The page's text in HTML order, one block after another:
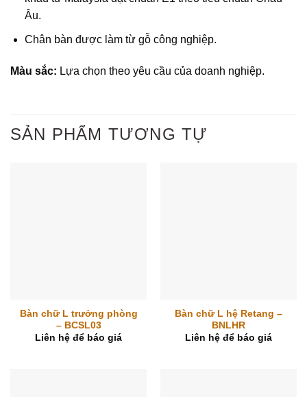
Âu.
Chân bàn được làm từ gỗ công nghiệp.
Màu sắc: Lựa chọn theo yêu cầu của doanh nghiệp.
SẢN PHẨM TƯƠNG TỰ
Bàn chữ L trưởng phòng
– BCSL03
Liên hệ để báo giá
Bàn chữ L hệ Retang –
BNLHR
Liên hệ để báo giá